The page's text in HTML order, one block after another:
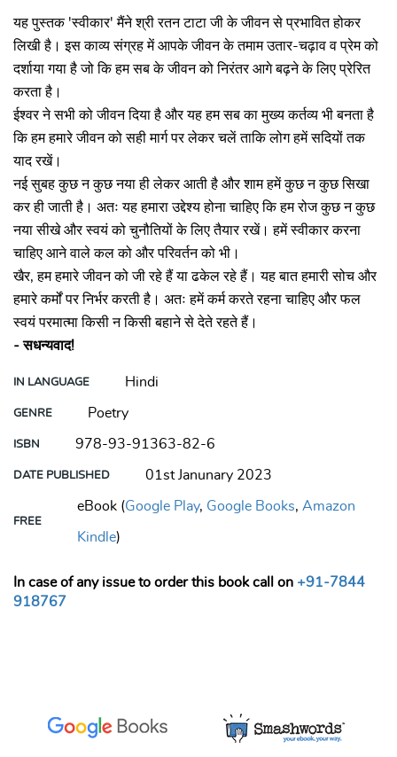
यह पुस्तक 'स्वीकार' मैंने श्री रतन टाटा जी के जीवन से प्रभावित होकर
लिखी है। इस काव्य संग्रह में आपके जीवन के तमाम उतार-चढ़ाव व प्रेम को
दर्शाया गया है जो कि हम सब के जीवन को निरंतर आगे बढ़ने के लिए प्रेरित
करता है।
ईश्वर ने सभी को जीवन दिया है और यह हम सब का मुख्य कर्तव्य भी बनता है
कि हम हमारे जीवन को सही मार्ग पर लेकर चलें ताकि लोग हमें सदियों तक
याद रखें।
नई सुबह कुछ न कुछ नया ही लेकर आती है और शाम हमें कुछ न कुछ सिखा
कर ही जाती है। अतः यह हमारा उद्देश्य होना चाहिए कि हम रोज कुछ न कुछ
नया सीखे और स्वयं को चुनौतियों के लिए तैयार रखें। हमें स्वीकार करना
चाहिए आने वाले कल को और परिवर्तन को भी।
खैर, हम हमारे जीवन को जी रहे हैं या ढकेल रहे हैं। यह बात हमारी सोच और
हमारे कर्मों पर निर्भर करती है। अतः हमें कर्म करते रहना चाहिए और फल
स्वयं परमात्मा किसी न किसी बहाने से देते रहते हैं।
- सधन्यवाद!
IN LANGUAGE Hindi
GENRE Poetry
ISBN 978-93-91363-82-6
DATE PUBLISHED 01st Janunary 2023
FREE
eBook (Google Play, Google Books, Amazon
Kindle)
In case of any issue to order this book call on +91-7844
918767